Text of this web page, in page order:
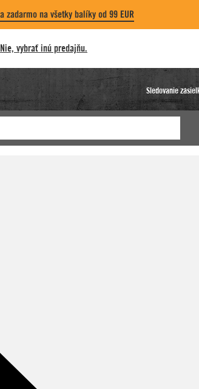
zadarmo na všetky balíky od 99 EUR
Nie, vybrať inú predajňu.
Sledovanie